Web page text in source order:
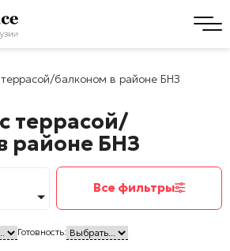
балконом в районе БНЗ
террасой/
районе БНЗ
Все фильтры
Готовность: